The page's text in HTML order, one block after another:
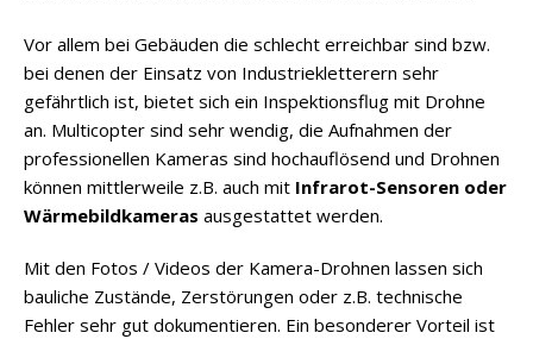
Vor allem bei Gebäuden die schlecht erreichbar sind bzw.
bei denen der Einsatz von Industriekletterern sehr
gefährtlich ist, bietet sich ein Inspektionsflug mit Drohne
an. Multicopter sind sehr wendig, die Aufnahmen der
professionellen Kameras sind hochauflösend und Drohnen
können mittlerweile z.B. auch mit Infrarot-Sensoren oder
Wärmebildkameras ausgestattet werden.
Mit den Fotos / Videos der Kamera-Drohnen lassen sich
bauliche Zustände, Zerstörungen oder z.B. technische
Fehler sehr gut dokumentieren. Ein besonderer Vorteil ist